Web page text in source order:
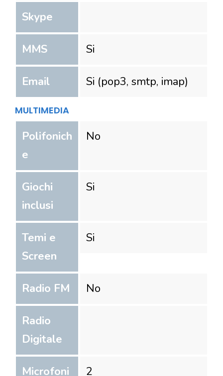
Skype
MMS Si
Email Si (pop3, smtp, imap)
MULTIMEDIA
Polifonich
e
No
Giochi
inclusi
Si
Temi e
Screen
Si
Radio FM No
Radio
Digitale
Microfoni 2